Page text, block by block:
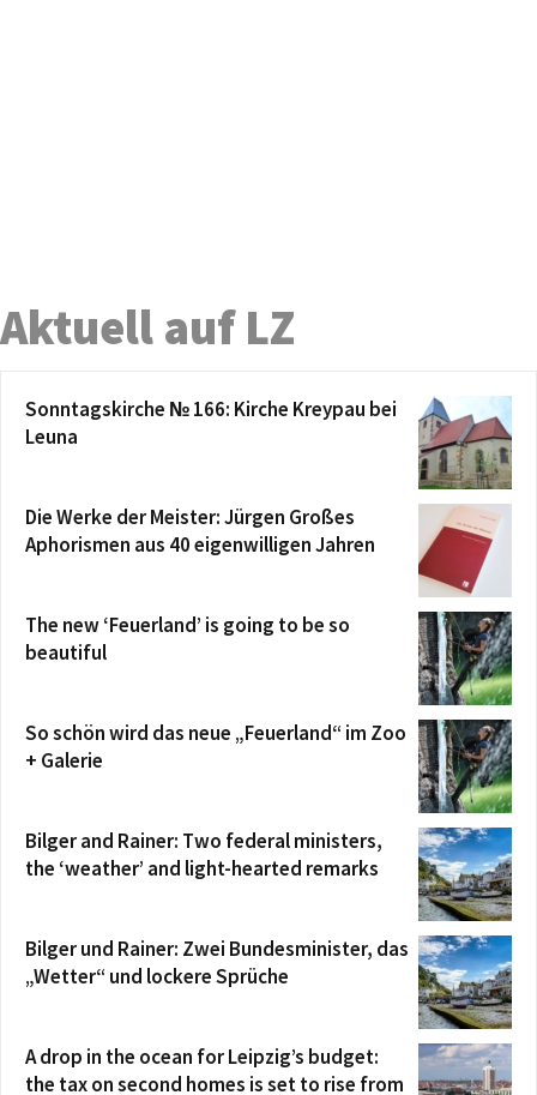
Aktuell auf LZ
Sonntagskirche № 166: Kirche Kreypau bei
Leuna
Die Werke der Meister: Jürgen Großes
Aphorismen aus 40 eigenwilligen Jahren
The new ‘Feuerland’ is going to be so
beautiful
So schön wird das neue „Feuerland“ im Zoo
+ Galerie
Bilger and Rainer: Two federal ministers,
the ‘weather’ and light-hearted remarks
Bilger und Rainer: Zwei Bundesminister, das
„Wetter“ und lockere Sprüche
A drop in the ocean for Leipzig’s budget:
the tax on second homes is set to rise from